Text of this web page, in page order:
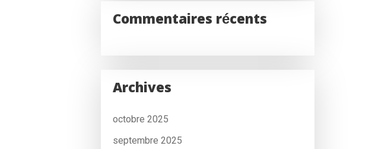
Commentaires récents
Archives
octobre 2025
septembre 2025